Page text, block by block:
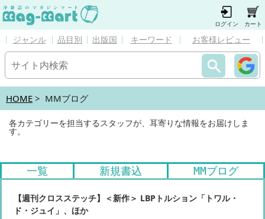
ログイン カート
ジャンル 品目別 出版国 キーワード お客様レビュー
HOME > MMブログ
各カテゴリーを担当するスタッフが、耳寄りな情報をお届けしま
す。
一覧 新規書込 MMブログ
【週刊クロスステッチ】＜新作＞ LBPトルション「トワル・
ド・ジュイ」、ほか